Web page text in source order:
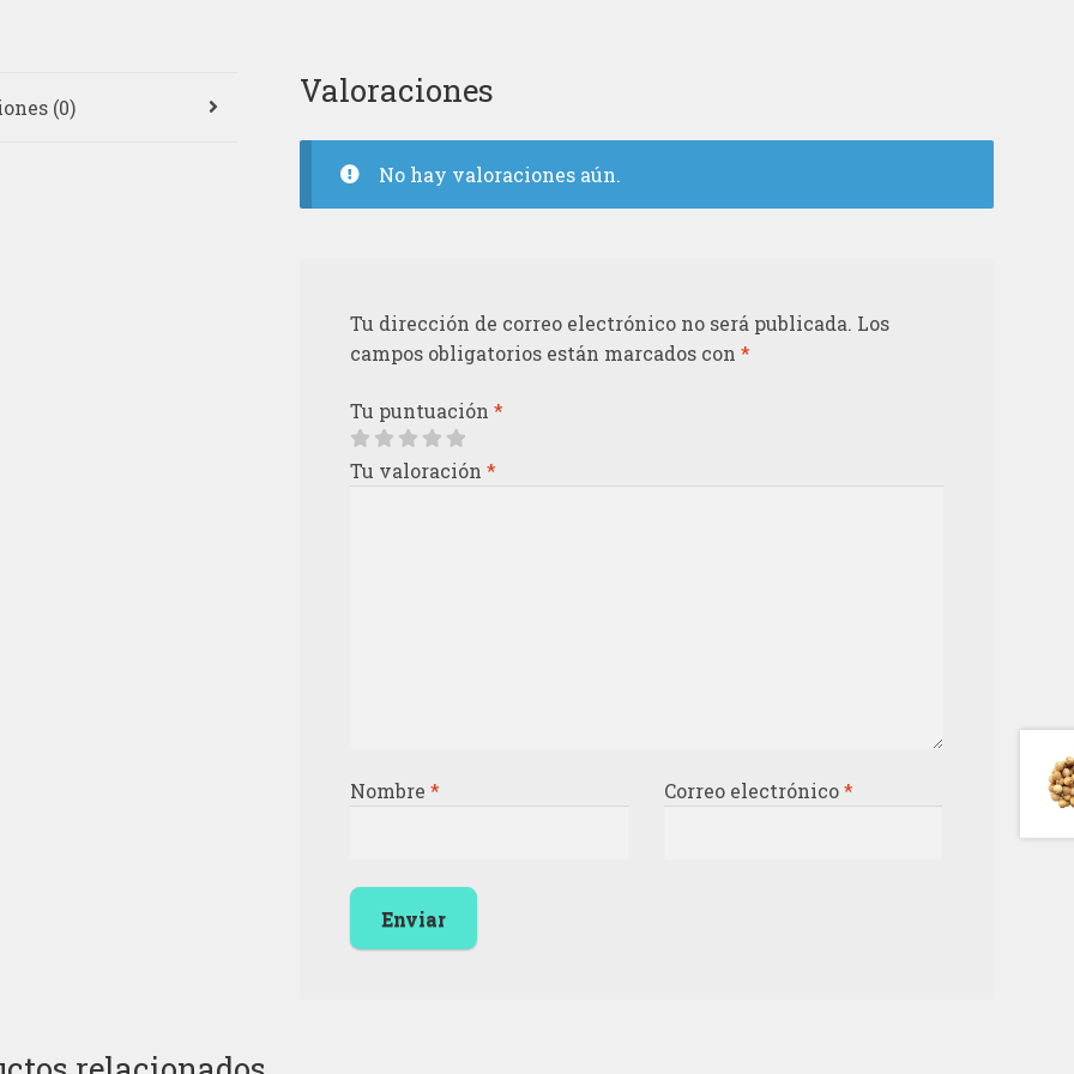
(0) Valoraciones
No hay valoraciones aún.
Tu dirección de correo electrónico no será publicada. Los
campos obligatorios están marcados con*
Tu puntuación*
Tu valoración*
Nombre* Correo electrónico*